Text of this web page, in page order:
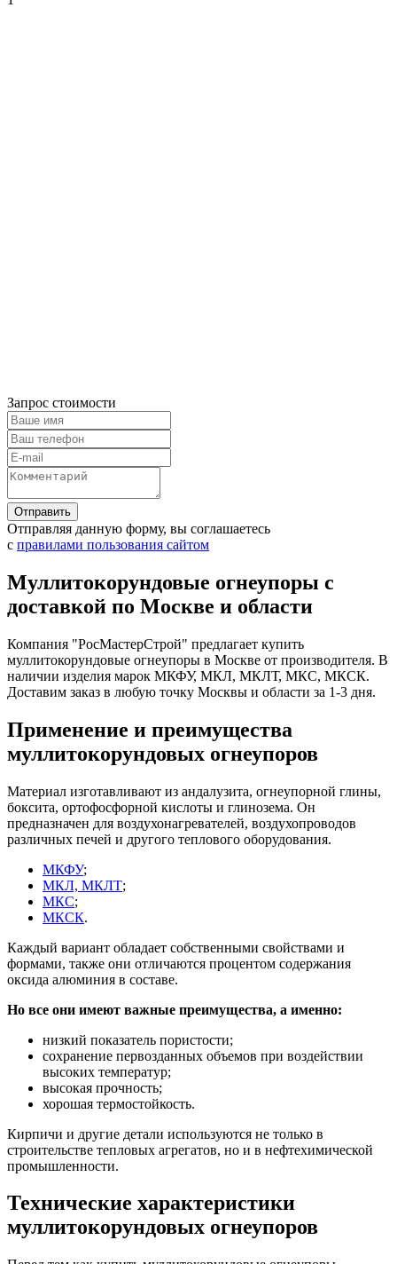
Запрос стоимости
Отправляя данную форму, вы соглашаетесь
с правилами пользования сайтом
Муллитокорундовые огнеупоры с
доставкой по Москве и области
Компания "РосМастерСтрой" предлагает купить
муллитокорундовые огнеупоры в Москве от производителя. В
наличии изделия марок МКФУ, МКЛ, МКЛТ, МКС, МКСК.
Доставим заказ в любую точку Москвы и области за 1-3 дня.
Применение и преимущества
муллитокорундовых огнеупоров
Материал изготавливают из андалузита, огнеупорной глины,
боксита, ортофосфорной кислоты и глинозема. Он
предназначен для воздухонагревателей, воздухопроводов
различных печей и другого теплового оборудования.
МКФУ;
МКЛ, МКЛТ;
МКС;
МКСК.
Каждый вариант обладает собственными свойствами и
формами, также они отличаются процентом содержания
оксида алюминия в составе.
Но все они имеют важные преимущества, а именно:
низкий показатель пористости;
сохранение первозданных объемов при воздействии
высоких температур;
высокая прочность;
хорошая термостойкость.
Кирпичи и другие детали используются не только в
строительстве тепловых агрегатов, но и в нефтехимической
промышленности.
Технические характеристики
муллитокорундовых огнеупоров